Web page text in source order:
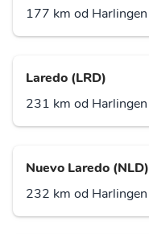
177 km od Harlingen
Laredo (LRD)
231 km od Harlingen
Nuevo Laredo (NLD)
232 km od Harlingen